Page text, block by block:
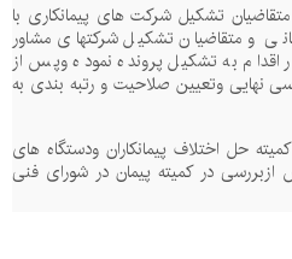
تشکیل شرکت های پیمانکاری با
و متقاضیان تشکیل شرکتهای مشاور
اقدام به تشکیل پرونده نموده وپس از
نهایی وتعیین صلاحیت و رتبه بندی به
حل اختلاف پیمانکاران ودستگاه های
در کمیته پیمان در شورای فنی